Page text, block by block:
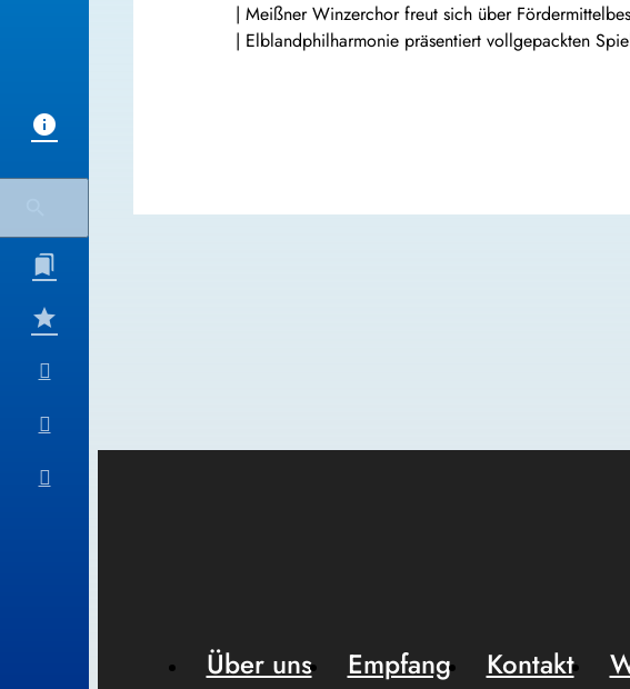
| Meißner Winzerchor freut sich über
| Elblandphilharmonie präsentiert vollgepackten
Über uns Empfang Kontakt